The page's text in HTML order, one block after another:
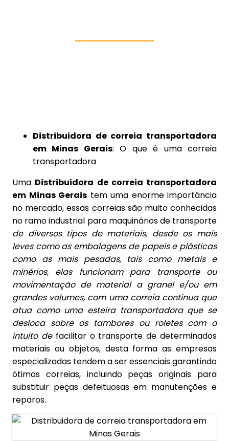
Distribuidora de correia transportadora
em Minas Gerais: O que é uma correia
transportadora
Uma Distribuidora de correia transportadora
em Minas Gerais tem uma enorme importância
no mercado, essas correias são muito conhecidas
no ramo industrial para maquinários de transporte
de diversos tipos de materiais, desde os mais
leves como as embalagens de papeis e plásticas
como as mais pesadas, tais como metais e
minérios, elas funcionam para transporte ou
movimentação de material a granel e/ou em
grandes volumes, com uma correia continua que
atua como uma esteira transportadora que se
desloca sobre os tambores ou roletes com o
intuito de facilitar o transporte de determinados
materiais ou objetos, desta forma as empresas
especializadas tendem a ser essenciais garantindo
ótimas correias, incluindo peças originais para
substituir peças defeituosas em manutenções e
reparos.